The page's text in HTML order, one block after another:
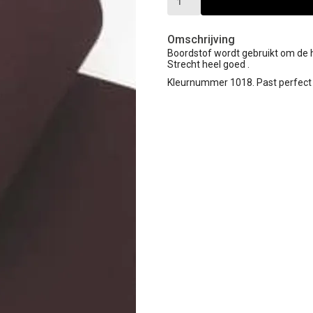
Omschrijving
Boordstof wordt gebruikt om de
Strecht heel goed .
Kleurnummer 1018. Past